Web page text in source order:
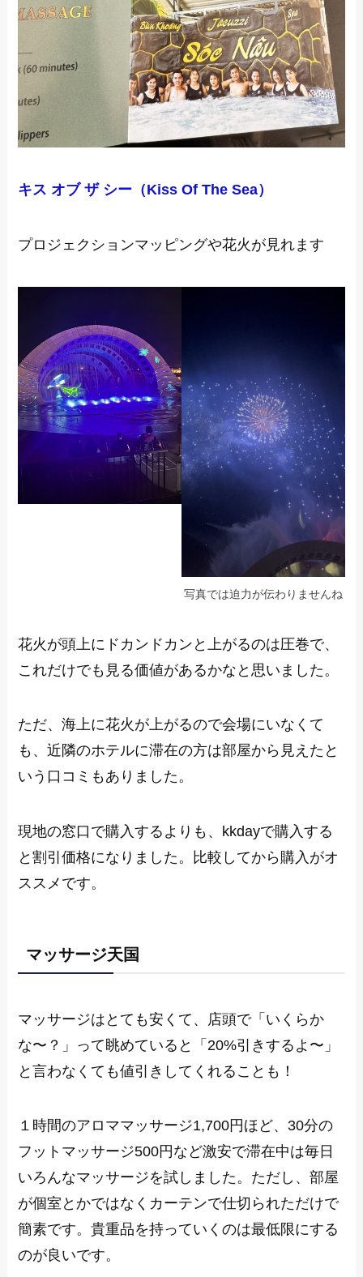
キス オブ ザ シー（Kiss Of The Sea）
プロジェクションマッピングや花火が見れます
写真では迫力が伝わりませんね
花火が頭上にドカンドカンと上がるのは圧巻で、
これだけでも見る価値があるかなと思いました。
ただ、海上に花火が上がるので会場にいなくて
も、近隣のホテルに滞在の方は部屋から見えたと
いう口コミもありました。
現地の窓口で購入するよりも、kkdayで購入する
と割引価格になりました。比較してから購入がオ
ススメです。
マッサージ天国
マッサージはとても安くて、店頭で「いくらか
な〜？」って眺めていると「20%引きするよ〜」
と言わなくても値引きしてくれることも！
１時間のアロママッサージ1,700円ほど、30分の
フットマッサージ500円など激安で滞在中は毎日
いろんなマッサージを試しました。ただし、部屋
が個室とかではなくカーテンで仕切られただけで
簡素です。貴重品を持っていくのは最低限にする
のが良いです。